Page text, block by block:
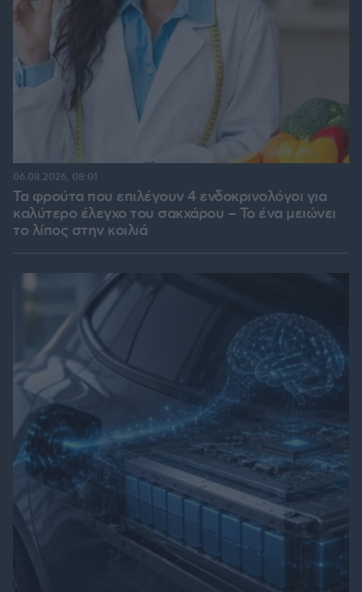
Τα φρούτα που επιλέγουν 4 ενδοκρινολόγοι για
καλύτερο έλεγχο του σακχάρου – Το ένα μειώνει
το λίπος στην κοιλιά
06.08.2026, 08:01